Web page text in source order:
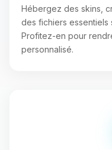
Hébergez des skins,
des fichiers essentiels
Profitez-en pour
personnalisé.